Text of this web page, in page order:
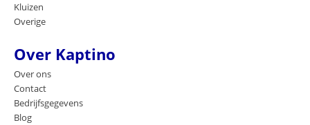
Kluizen
Overige
Over Kaptino
Over ons
Contact
Bedrijfsgegevens
Blog